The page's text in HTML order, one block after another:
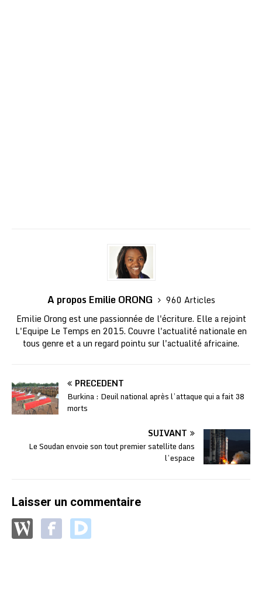
A propos Emilie ORONG
960 Articles
Emilie Orong est une passionnée de l'écriture. Elle a rejoint
L'Equipe Le Temps en 2015. Couvre l'actualité nationale en
tous genre et a un regard pointu sur l'actualité africaine.
PRÉCÉDENT
Burkina : Deuil national après l’attaque qui a fait 38
morts
SUIVANT
Le Soudan envoie son tout premier satellite dans
l’espace
Laisser un commentaire